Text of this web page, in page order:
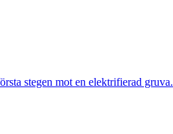
stegen mot en elektrifierad gruva.